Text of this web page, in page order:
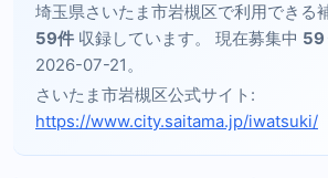
埼玉県さいたま市岩槻区で利用できる
59件 収録しています。 現在募集中 59
2026-07-21。
さいたま市岩槻区公式サイト:
https://www.city.saitama.jp/iwatsuki/